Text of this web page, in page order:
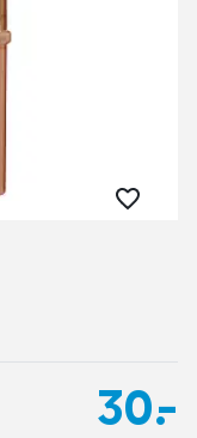
30,-